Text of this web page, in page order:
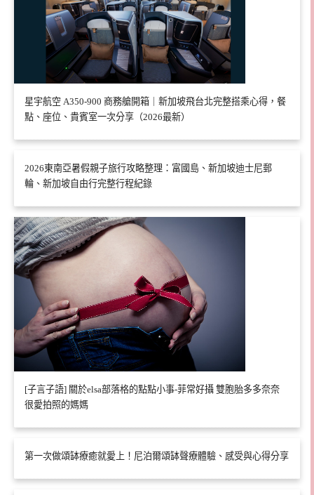
星宇航空 A350-900 商務艙開箱｜新加坡飛台北完整搭乘心得，餐
點、座位、貴賓室一次分享（2026最新）
2026東南亞暑假親子旅行攻略整理：富國島、新加坡迪士尼郵
輪、新加坡自由行完整行程紀錄
[子言子語] 關於elsa部落格的點點小事-菲常好攝 雙胞胎多多奈奈
很愛拍照的媽媽
第一次做頌缽療癒就愛上！尼泊爾頌缽聲療體驗、感受與心得分享